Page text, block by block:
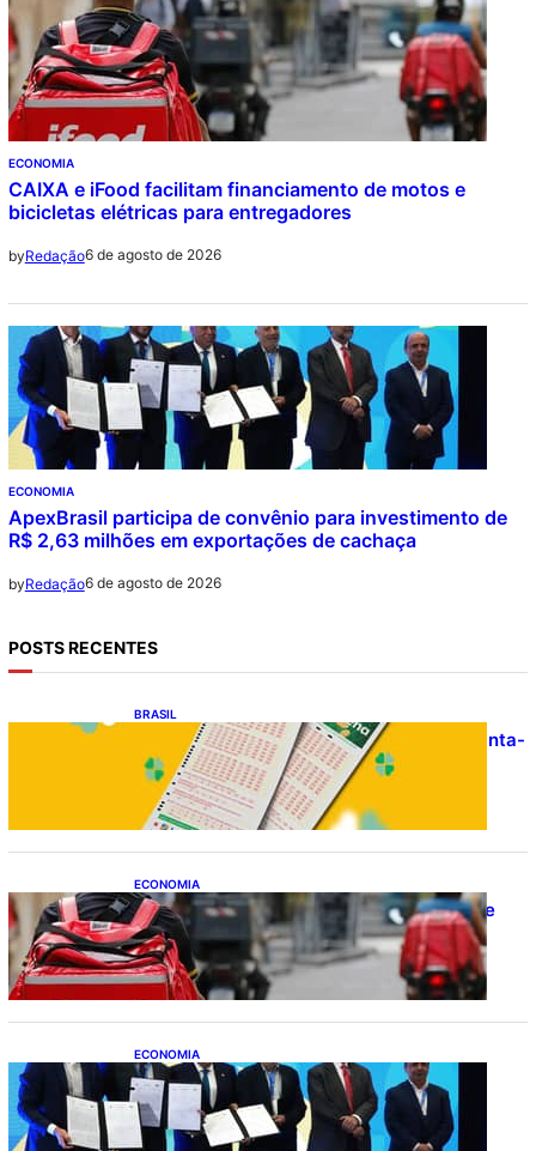
ECONOMIA
CAIXA e iFood facilitam financiamento de motos e
bicicletas elétricas para entregadores
byRedação6 de agosto de 2026
ECONOMIA
ApexBrasil participa de convênio para investimento de
R$ 2,63 milhões em exportações de cachaça
byRedação6 de agosto de 2026
POSTS RECENTES
BRASIL
Resultado da Mega-Sena 3041 nesta quinta-
feira (06/08/2026)
ECONOMIA
CAIXA e iFood facilitam financiamento de
motos e bicicletas elétricas para
entregadores
ECONOMIA
ApexBrasil participa de convênio para
investimento de R$ 2,63 milhões em
exportações de cachaça